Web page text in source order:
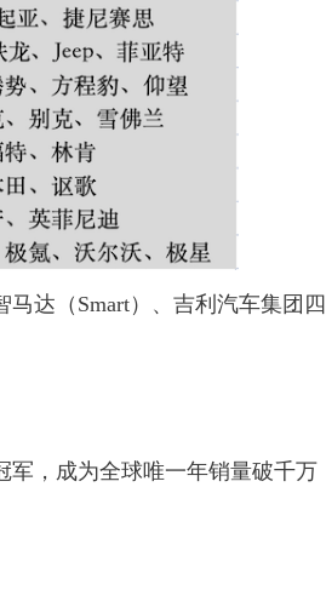
马达 （Smart） 、吉利汽车集团四
， 成为全球唯一年销量破千万